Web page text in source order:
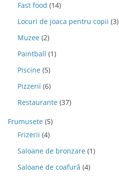
Fast food (14)
Locuri de joaca pentru copii (3)
Muzee (2)
Paintball (1)
Piscine (5)
Pizzerii (6)
Restaurante (37)
Frumusete (5)
Frizerii (4)
Saloane de bronzare (1)
Saloane de coafură (4)